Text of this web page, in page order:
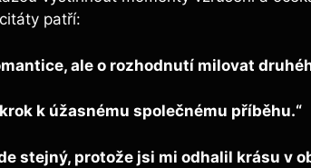
patří:
ale o rozhodnutí milovat
k úžasnému společnému příběhu.“
stejný, protože jsi mi odhalil krásu v